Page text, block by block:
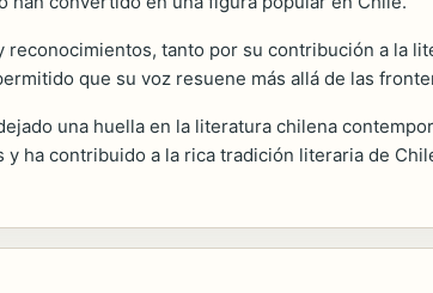
tanto por su contribución a la
que su voz resuene más allá de las
una huella en la literatura chilena
ha contribuido a la rica tradición literaria de